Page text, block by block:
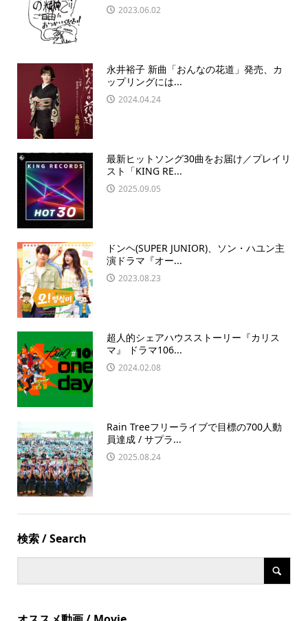
2023.06.02
永井裕子 新曲「おんなの花道」発売、カ
ップリングには...
2024.04.24
最新ヒットソング30曲をお届け／プレイリ
スト「KING RE...
2025.09.05
ドンヘ(SUPER JUNIOR)、ソン・ハユン主
演ドラマ『オー...
2023.08.23
超人的シェアハウスストーリー『カリス
マ』 ドラマ106...
2024.02.08
Rain Treeフリーライブで目標の700人動
員達成 / サプラ...
2025.08.24
検索 / Search